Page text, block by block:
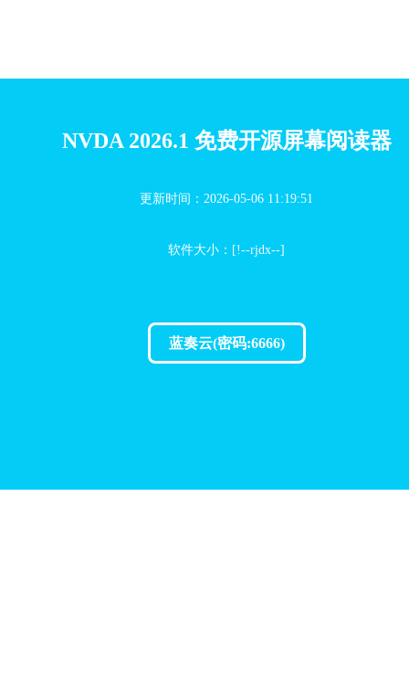
NVDA 2026.1 免费开源屏幕阅读器
更新时间：2026-05-06 11:19:51
软件大小：[!--rjdx--]
蓝奏云(密码:6666)